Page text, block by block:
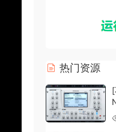
热门资源